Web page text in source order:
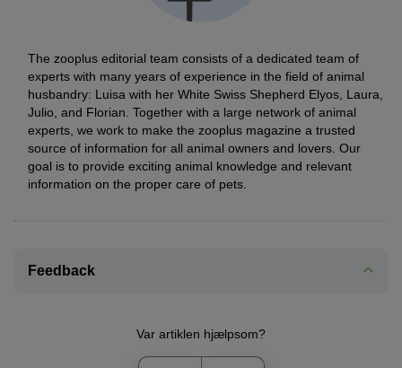
The zooplus editorial team consists of a dedicated team of
experts with many years of experience in the field of animal
husbandry: Luisa with her White Swiss Shepherd Elyos, Laura,
Julio, and Florian. Together with a large network of animal
experts, we work to make the zooplus magazine a trusted
source of information for all animal owners and lovers. Our
goal is to provide exciting animal knowledge and relevant
information on the proper care of pets.
Feedback
Var artiklen hjælpsom?